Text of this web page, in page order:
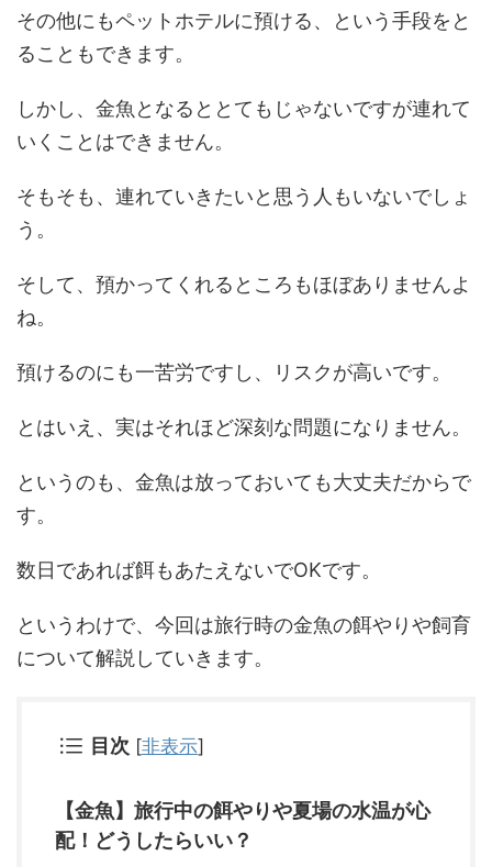
その他にもペットホテルに預ける、という手段をと
ることもできます。
しかし、金魚となるととてもじゃないですが連れて
いくことはできません。
そもそも、連れていきたいと思う人もいないでしょ
う。
そして、預かってくれるところもほぼありませんよ
ね。
預けるのにも一苦労ですし、リスクが高いです。
とはいえ、実はそれほど深刻な問題になりません。
というのも、金魚は放っておいても大丈夫だからで
す。
数日であれば餌もあたえないでOKです。
というわけで、今回は旅行時の金魚の餌やりや飼育
について解説していきます。
目次 [非表示]
【金魚】旅行中の餌やりや夏場の水温が心
配！どうしたらいい？